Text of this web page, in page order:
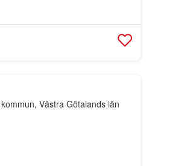
Västra Götalands län